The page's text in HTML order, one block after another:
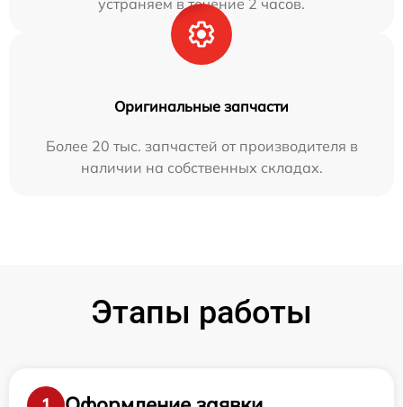
Оригинальные запчасти
Более 20 тыс. запчастей от производителя в
наличии на собственных складах.
Этапы работы